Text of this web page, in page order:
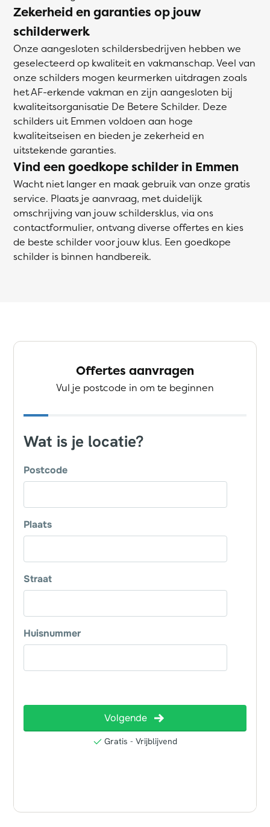
Zekerheid en garanties op jouw
schilderwerk
Onze aangesloten schildersbedrijven hebben we
geselecteerd op kwaliteit en vakmanschap. Veel van
onze schilders mogen keurmerken uitdragen zoals
het AF-erkende vakman en zijn aangesloten bij
kwaliteitsorganisatie De Betere Schilder. Deze
schilders uit Emmen voldoen aan hoge
kwaliteitseisen en bieden je zekerheid en
uitstekende garanties.
Vind een goedkope schilder in Emmen
Wacht niet langer en maak gebruik van onze gratis
service. Plaats je aanvraag, met duidelijk
omschrijving van jouw schildersklus, via ons
contactformulier, ontvang diverse offertes en kies
de beste schilder voor jouw klus. Een goedkope
schilder is binnen handbereik.
Offertes aanvragen
Vul je postcode in om te beginnen